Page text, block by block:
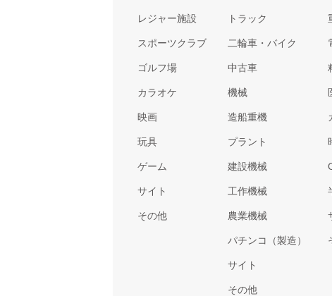
レジャー施設
スポーツクラブ
ゴルフ場
カラオケ
映画
玩具
ゲーム
サイト
その他
トラック
二輪車・バイク
中古車
機械
造船重機
プラント
建設機械
工作機械
農業機械
パチンコ（製造）
サイト
その他